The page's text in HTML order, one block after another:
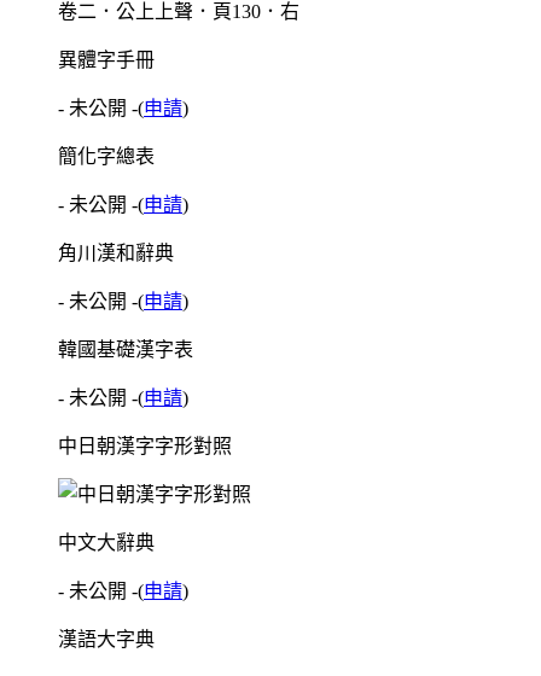
卷二．公上上聲．頁130．右
異體字手冊
- 未公開 -(申請)
簡化字總表
- 未公開 -(申請)
角川漢和辭典
- 未公開 -(申請)
韓國基礎漢字表
- 未公開 -(申請)
中日朝漢字字形對照
中文大辭典
- 未公開 -(申請)
漢語大字典